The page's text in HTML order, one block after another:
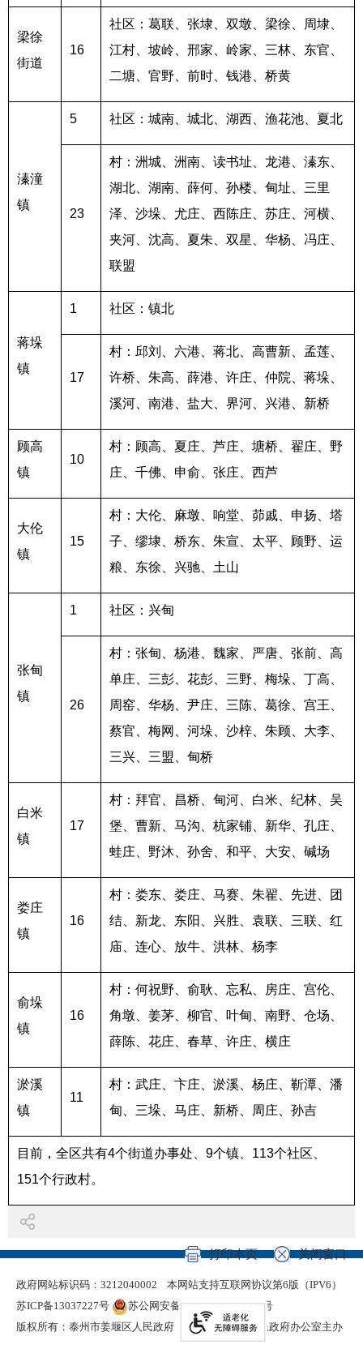
梁徐
街道
16
社区：葛联、张埭、双墩、梁徐、周埭、
江村、坡岭、邢家、岭家、三林、东官、
二塘、官野、前时、钱港、桥黄
溱潼
镇
5 社区：城南、城北、湖西、渔花池、夏北
23
村：洲城、洲南、读书址、龙港、溱东、
湖北、湖南、薛何、孙楼、甸址、三里
泽、沙垛、尤庄、西陈庄、苏庄、河横、
夹河、沈高、夏朱、双星、华杨、冯庄、
联盟
蒋垛
镇
1 社区：镇北
17
村：邱刘、六港、蒋北、高曹新、孟莲、
许桥、朱高、薛港、许庄、仲院、蒋垛、
溪河、南港、盐大、界河、兴港、新桥
顾高
镇
10
村：顾高、夏庄、芦庄、塘桥、翟庄、野
庄、千佛、申俞、张庄、西芦
大伦
镇
15
村：大伦、麻墩、响堂、茆戚、申扬、塔
子、缪埭、桥东、朱宣、太平、顾野、运
粮、东徐、兴驰、土山
张甸
镇
1 社区：兴甸
26
村：张甸、杨港、魏家、严唐、张前、高
单庄、三彭、花彭、三野、梅垛、丁高、
周窑、华杨、尹庄、三陈、葛徐、宫王、
蔡官、梅网、河垛、沙梓、朱顾、大李、
三兴、三盟、甸桥
白米
镇
17
村：拜官、昌桥、甸河、白米、纪林、吴
堡、曹新、马沟、杭家铺、新华、孔庄、
蛙庄、野沐、孙舍、和平、大安、碱场
娄庄
镇
16
村：娄东、娄庄、马赛、朱翟、先进、团
结、新龙、东阳、兴胜、袁联、三联、红
庙、连心、放牛、洪林、杨李
俞垛
镇
16
村：何祝野、俞耿、忘私、房庄、宫伦、
角墩、姜茅、柳官、叶甸、南野、仓场、
薛陈、花庄、春草、许庄、横庄
淤溪
镇
11
村：武庄、卞庄、淤溪、杨庄、靳潭、潘
甸、三垛、马庄、新桥、周庄、孙吉
目前，全区共有4个街道办事处、 9个镇、 113个社区、
151个行政村。
打印本页 关闭窗口
政府网站标识码：3212040002
本网站支持互联网协议第6版（IPV6）
苏ICP备13037227号
苏公网安备 32120402000321号
版权所有：泰州市姜堰区人民政府
泰州市姜堰区人民政府办公室主办